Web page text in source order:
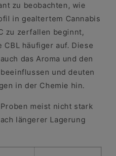
zu beobachten, wie
in gealtertem Cannabis
zu zerfallen beginnt,
häufiger auf. Diese
das Aroma und den
und deuten
in der Chemie hin.
meist nicht stark
längerer Lagerung